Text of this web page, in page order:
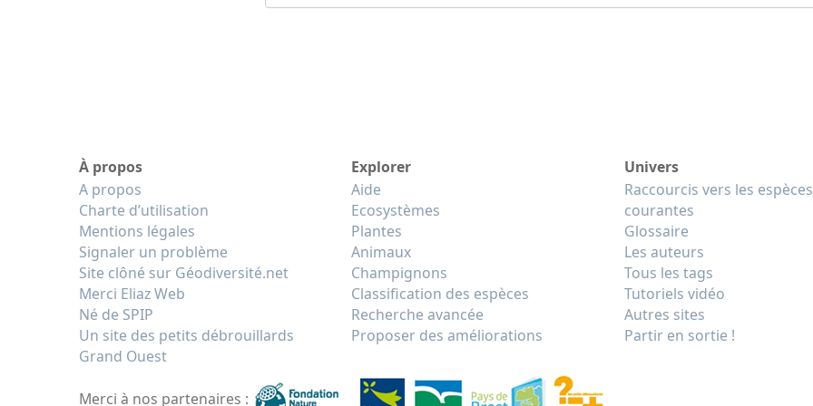
À propos
A propos
Charte d’utilisation
Mentions légales
Signaler un problème
Site clôné sur Géodiversité.net
Merci Eliaz Web
Né de SPIP
Un site des petits débrouillards
Grand Ouest
Explorer
Aide
Ecosystèmes
Plantes
Animaux
Champignons
Classification des espèces
Recherche avancée
Proposer des améliorations
Univers
Raccourcis vers les espèces
courantes
Glossaire
Les auteurs
Tous les tags
Tutoriels vidéo
Autres sites
Partir en sortie !
Merci à nos partenaires :